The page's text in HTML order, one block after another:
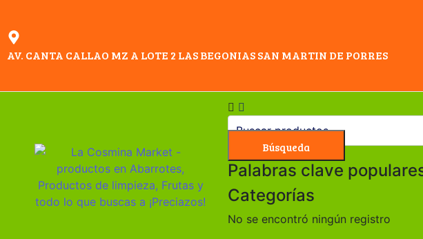
AV. CANTA CALLAO MZ A LOTE 2 LAS BEGONIAS SAN MARTIN DE PORRES
Búsqueda
Palabras clave
Categorías
No se encontró ningún registro